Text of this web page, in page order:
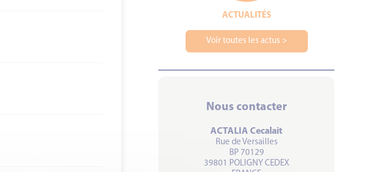
ACTUALITÉS
Voir toutes les actus >
Nous contacter
ACTALIA Cecalait
Rue de Versailles
BP 70129
39801 POLIGNY CEDEX